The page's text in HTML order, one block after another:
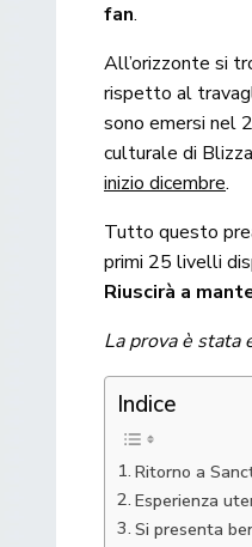
fan.
All’orizzonte si
rispetto al
sono emersi nel
culturale di
inizio dicembre.
Tutto questo
primi 25 livelli
Riuscirà a
La prova è stata
Indice
Ritorno a
Esperienza
Si presenta